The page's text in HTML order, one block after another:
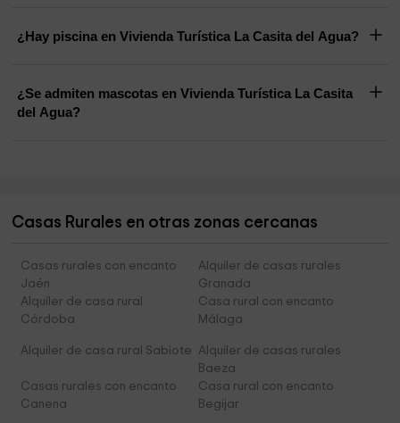
¿Hay piscina en Vivienda Turística La Casita del Agua?
¿Se admiten mascotas en Vivienda Turística La Casita
del Agua?
Casas Rurales en otras zonas cercanas
Casas rurales con encanto
Jaén
Alquiler de casas rurales
Granada
Alquiler de casa rural
Córdoba
Casa rural con encanto
Málaga
Alquiler de casa rural Sabiote
Alquiler de casas rurales
Baeza
Casas rurales con encanto
Canena
Casa rural con encanto
Begijar